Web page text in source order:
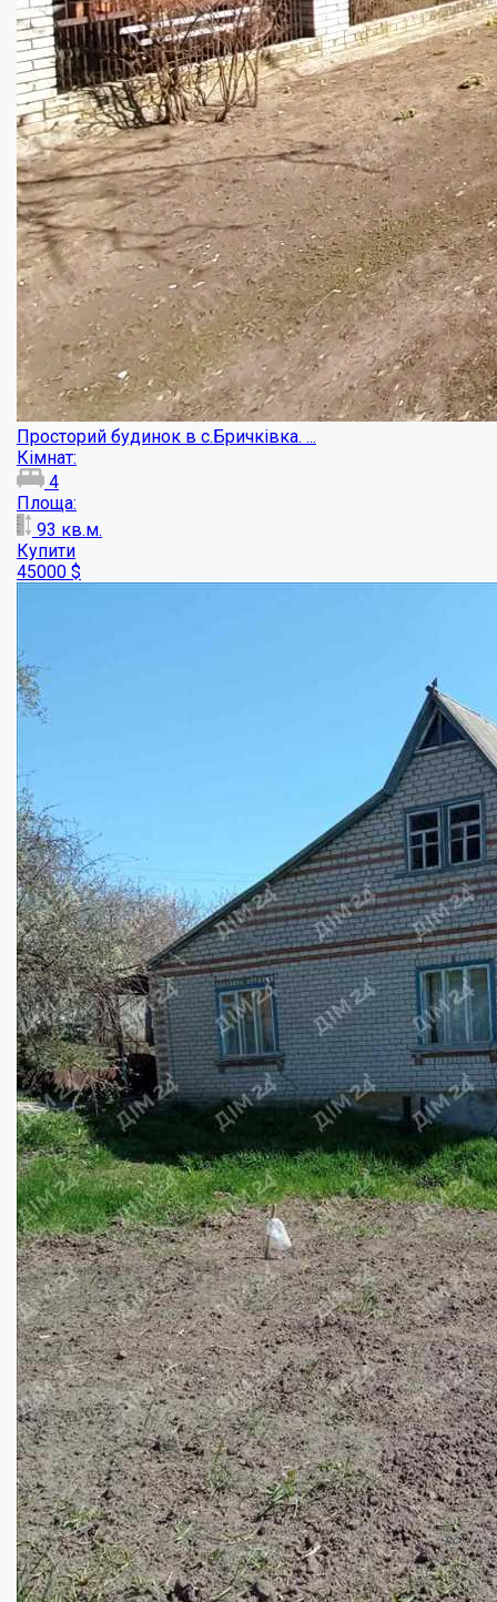
Гарний будинок в Диканці...
Кімнат:
3
Площа:
70кв.м.
Купити
50000 $